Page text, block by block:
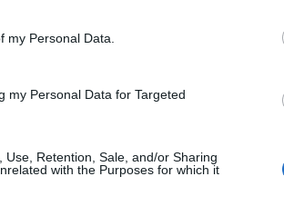
my Personal Data.
my Personal Data for Targeted
Retention, Sale, and/or Sharing
with the Purposes for which it